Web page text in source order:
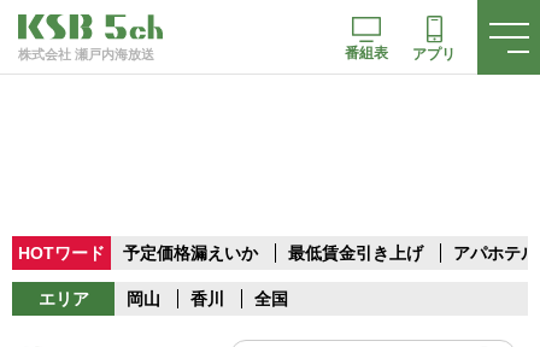
株式会社 瀬戸内海放送 番組表 アプリ
HOTワード 予定価格漏えいか 最低賃金引き上げ アパホテル
エリア 岡山 香川 全国